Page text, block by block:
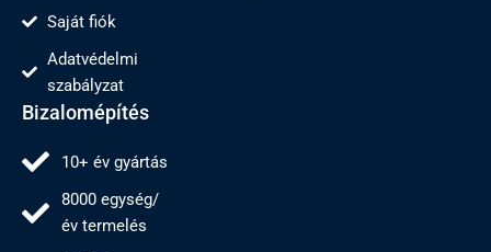
Saját fiók
Adatvédelmi
szabályzat
Bizalomépítés
10+ év gyártás
8000 egység/
év termelés